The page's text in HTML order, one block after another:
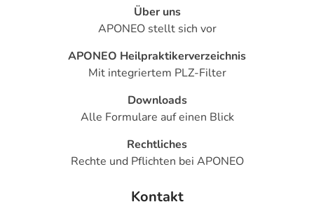
Über uns
APONEO stellt sich vor
APONEO Heilpraktikerverzeichnis
Mit integriertem PLZ-Filter
Downloads
Alle Formulare auf einen Blick
Rechtliches
Rechte und Pflichten bei APONEO
Kontakt